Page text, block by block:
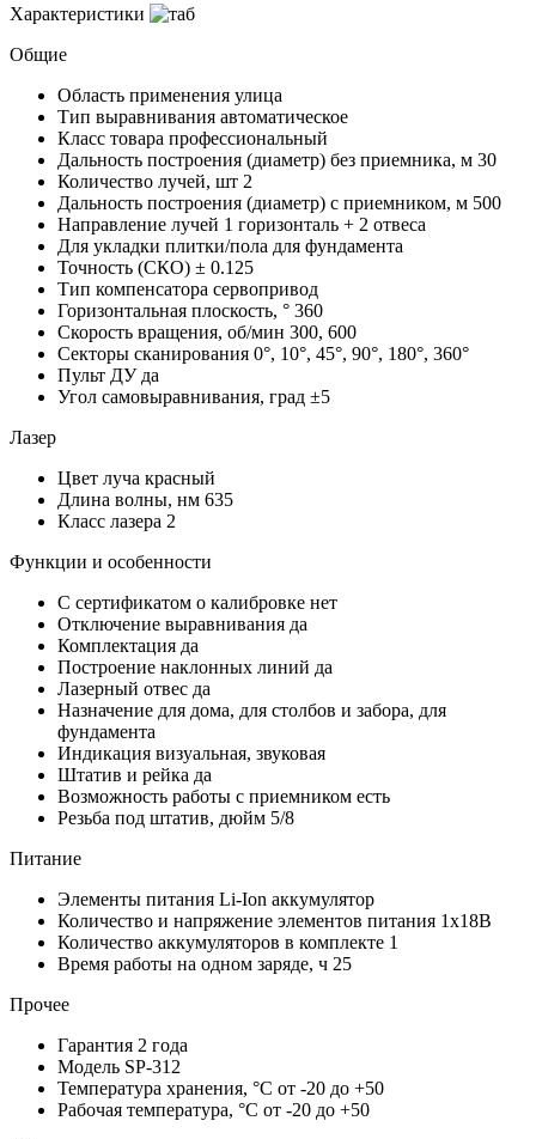
Характеристики
Общие
Область применения улица
Тип выравнивания автоматическое
Класс товара профессиональный
Дальность построения (диаметр) без приемника, м 30
Количество лучей, шт 2
Дальность построения (диаметр) с приемником, м 500
Направление лучей 1 горизонталь + 2 отвеса
Для укладки плитки/пола для фундамента
Точность (СКО) ± 0.125
Тип компенсатора сервопривод
Горизонтальная плоскость, ° 360
Скорость вращения, об/мин 300, 600
Секторы сканирования 0°, 10°, 45°, 90°, 180°, 360°
Пульт ДУ да
Угол самовыравнивания, град ±5
Лазер
Цвет луча красный
Длина волны, нм 635
Класс лазера 2
Функции и особенности
С сертификатом о калибровке нет
Отключение выравнивания да
Комплектация да
Построение наклонных линий да
Лазерный отвес да
Назначение для дома, для столбов и забора, для
фундамента
Индикация визуальная, звуковая
Штатив и рейка да
Возможность работы с приемником есть
Резьба под штатив, дюйм 5/8
Питание
Элементы питания Li-Ion аккумулятор
Количество и напряжение элементов питания 1х18В
Количество аккумуляторов в комплекте 1
Время работы на одном заряде, ч 25
Прочее
Гарантия 2 года
Модель SP-312
Температура хранения, °С от -20 до +50
Рабочая температура, °С от -20 до +50